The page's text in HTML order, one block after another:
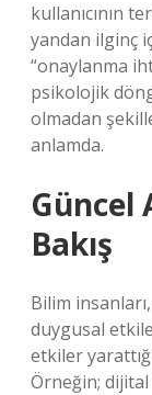
kullanıcının
yandan ilginç
“onaylanma
psikolojik
olmadan
anlamda.
Güncel
Bakış
Bilim
duygusal
etkiler
Örneğin;